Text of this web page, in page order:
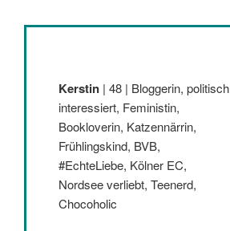
Kerstin | 48 | Bloggerin, politisch
interessiert, Feministin,
Bookloverin, Katzennärrin,
Frühlingskind, BVB,
#EchteLiebe, Kölner EC,
Nordsee verliebt, Teenerd,
Chocoholic